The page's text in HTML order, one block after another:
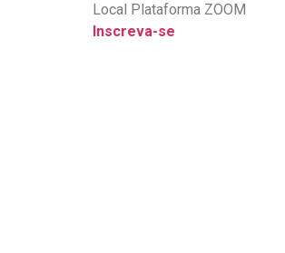
Local Plataforma ZOOM
Inscreva-se